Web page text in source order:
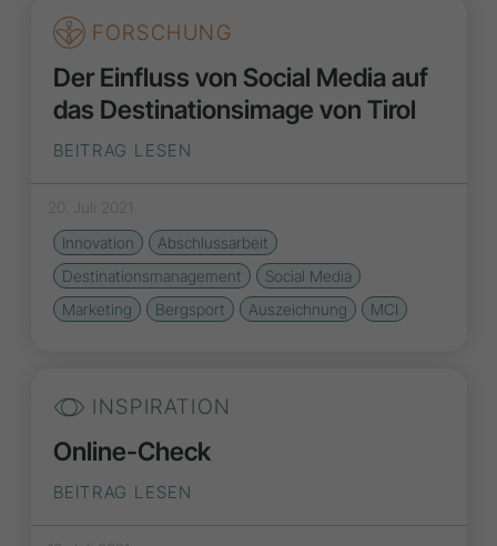
FORSCHUNG
Der Einfluss von Social Media auf
das Destinationsimage von Tirol
BEITRAG LESEN
20. Juli 2021
Innovation
Abschlussarbeit
Destinationsmanagement
Social Media
Marketing
Bergsport Auszeichnung MCI
INSPIRATION
Online-Check
BEITRAG LESEN